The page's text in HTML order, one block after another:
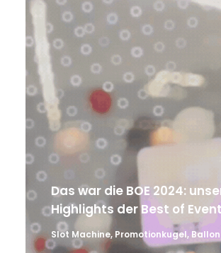
Das war die BOE 2024:
Highlights der Best of
Slot Machine, Promotionkugel,